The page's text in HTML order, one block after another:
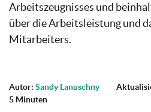
Arbeitszeugnisses und
über die Arbeitsleistung und
Mitarbeiters.
Autor: Sandy Lanuschny
5 Minuten